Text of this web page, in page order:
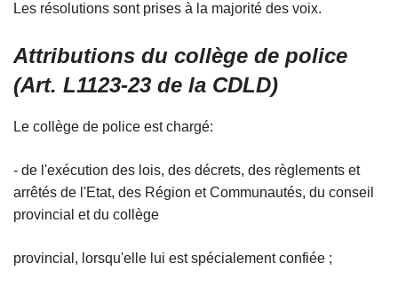
Les résolutions sont prises à la majorité des voix.
Attributions du collège de police
(Art. L1123-23 de la CDLD)
Le collège de police est chargé:
- de l'exécution des lois, des décrets, des règlements et
arrêtés de l'Etat, des Région et Communautés, du conseil
provincial et du collège
provincial, lorsqu'elle lui est spécialement confiée ;